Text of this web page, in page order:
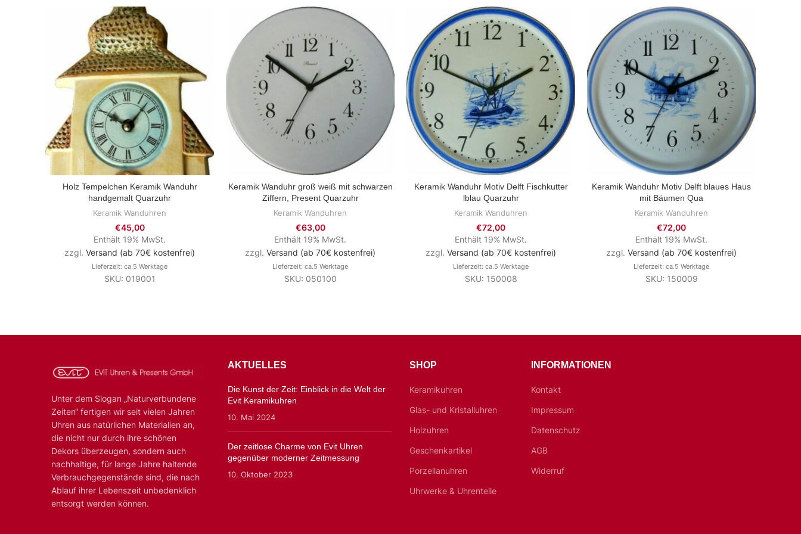
ZUM PRODUKT
Holz Tempelchen Keramik Wanduhr
handgemalt Quarzuhr
Keramik Wanduhren
€45,00
Enthält 19% MwSt.
zzgl. Versand (ab 70€ kostenfrei)
Lieferzeit: ca.5 Werktage
SKU: 019001
ZUM PRODUKT
Keramik Wanduhr groß weiß mit schwarzen
Ziffern, Present Quarzuhr
Keramik Wanduhren
€63,00
Enthält 19% MwSt.
zzgl. Versand (ab 70€ kostenfrei)
Lieferzeit: ca.5 Werktage
SKU: 050100
ZUM PRODUKT
Keramik Wanduhr Motiv Delft Fischkutter
lblau Quarzuhr
Keramik Wanduhren
€72,00
Enthält 19% MwSt.
zzgl. Versand (ab 70€ kostenfrei)
Lieferzeit: ca.5 Werktage
SKU: 150008
ZUM PRODUKT
Keramik Wanduhr Motiv Delft blaues Haus
mit Bäumen Qua
Keramik Wanduhren
€72,00
Enthält 19% MwSt.
zzgl. Versand (ab 70€ kostenfrei)
Lieferzeit: ca.5 Werktage
SKU: 150009
Unter dem Slogan „Naturverbundene
Zeiten“ fertigen wir seit vielen Jahren
Uhren aus natürlichen Materialien an,
die nicht nur durch ihre schönen
Dekors überzeugen, sondern auch
nachhaltige, für lange Jahre haltende
Verbrauchgegenstände sind, die nach
Ablauf ihrer Lebenszeit unbedenklich
entsorgt werden können.
AKTUELLES
Die Kunst der Zeit: Einblick in die Welt der
Evit Keramikuhren
10. Mai 2024
Der zeitlose Charme von Evit Uhren
gegenüber moderner Zeitmessung
10. Oktober 2023
SHOP
Keramikuhren
Glas- und Kristalluhren
Holzuhren
Geschenkartikel
Porzellanuhren
Uhrwerke & Uhrenteile
INFORMATIONEN
Kontakt
Impressum
Datenschutz
AGB
Widerruf